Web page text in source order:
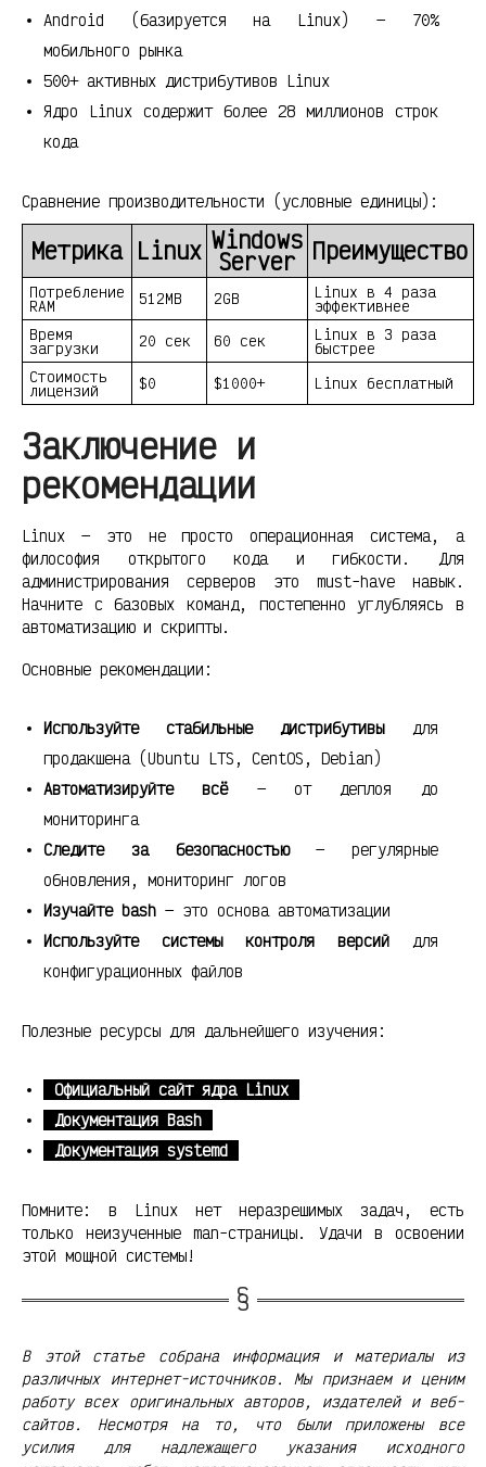
Android (базируется на Linux) — 70%
мобильного рынка
500+ активных дистрибутивов Linux
Ядро Linux содержит более 28 миллионов строк
кода
Сравнение производительности (условные единицы):
Метрика Linux Windows
Server Преимущество
Потребление
RAM 512MB 2GB Linux в 4 раза
эффективнее
Время
загрузки 20 сек 60 сек Linux в 3 раза
быстрее
Стоимость
лицензий $0 $1000+ Linux бесплатный
Заключение и
рекомендации
Linux — это не просто операционная система, а
философия открытого кода и гибкости. Для
администрирования серверов это must-have навык.
Начните с базовых команд, постепенно углубляясь в
автоматизацию и скрипты.
Основные рекомендации:
Используйте стабильные дистрибутивыдля
продакшена (Ubuntu LTS, CentOS, Debian)
Автоматизируйте всё— от деплоя до
мониторинга
Следите за безопасностью— регулярные
обновления, мониторинг логов
Изучайте bash — это основа автоматизации
Используйте системы контроля версийдля
конфигурационных файлов
Полезные ресурсы для дальнейшего изучения:
Официальный сайт ядра Linux
Документация Bash
Документация systemd
Помните: в Linux нет неразрешимых задач, есть
только неизученные man-страницы. Удачи в освоении
этой мощной системы!
В этой статье собрана информация и материалы из
различных интернет-источников. Мы признаем и ценим
работу всех оригинальных авторов, издателей и веб-
сайтов. Несмотря на то, что были приложены все
усилия для надлежащего указания исходного